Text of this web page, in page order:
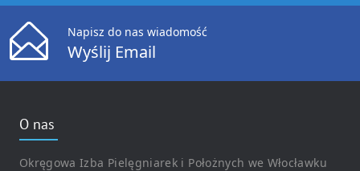
Napisz do nas wiadomość
Wyślij Email
O nas
Okręgowa Izba Pielęgniarek i Położnych we Włocławku